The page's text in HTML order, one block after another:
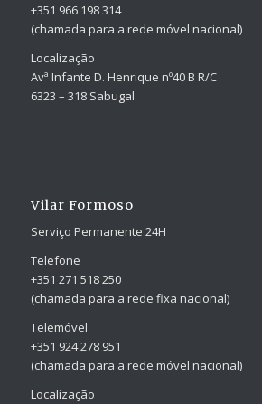
+351 966 198 314
(chamada para a rede móvel nacional)
Localização
Avª Infante D. Henrique nº40 B R/C
6323 – 318 Sabugal
Vilar Formoso
Serviço Permanente 24H
Telefone
+351 271 518 250
(chamada para a rede fixa nacional)
Telemóvel
+351 924 278 951
(chamada para a rede móvel nacional)
Localização